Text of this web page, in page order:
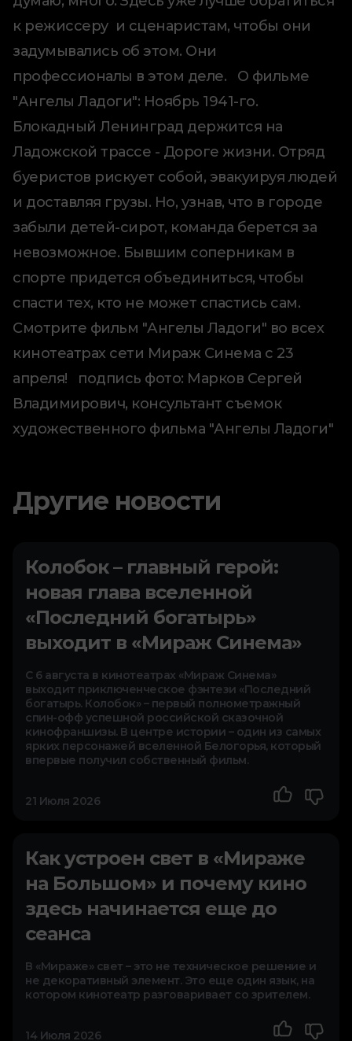
к режиссеру и сценаристам, чтобы они
задумывались об этом. Они
профессионалы в этом деле. О фильме
"Ангелы Ладоги": Ноябрь 1941-го.
Блокадный Ленинград держится на
Ладожской трассе - Дороге жизни. Отряд
буеристов рискует собой, эвакуируя людей
и доставляя грузы. Но, узнав, что в городе
забыли детей-сирот, команда берется за
невозможное. Бывшим соперникам в
спорте придется объединиться, чтобы
спасти тех, кто не может спастись сам.
Смотрите фильм "Ангелы Ладоги" во всех
кинотеатрах сети Мираж Синема с 23
апреля! подпись фото: Марков Сергей
Владимирович, консультант съемок
художественного фильма "Ангелы Ладоги"
Другие новости
Колобок – главный герой:
новая глава вселенной
«Последний богатырь»
выходит в «Мираж Синема»
С 6 августа в кинотеатрах «Мираж Синема»
выходит приключенческое фэнтези «Последний
богатырь. Колобок» – первый полнометражный
спин-офф успешной российской сказочной
кинофраншизы. В центре истории – один из самых
ярких персонажей вселенной Белогорья, который
впервые получил собственный фильм.
21 Июля 2026
Как устроен свет в «Мираже
на Большом» и почему кино
здесь начинается еще до
сеанса
В «Мираже» свет – это не техническое решение и
не декоративный элемент. Это еще один язык, на
котором кинотеатр разговаривает со зрителем.
14 Июля 2026